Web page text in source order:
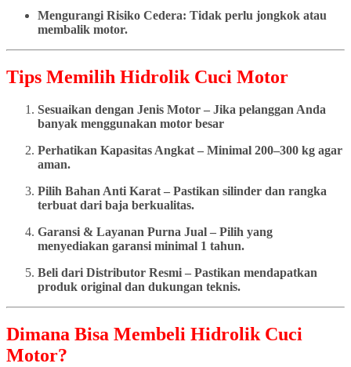
Mengurangi Risiko Cedera: Tidak perlu jongkok atau
membalik motor.
Tips Memilih Hidrolik Cuci Motor
Sesuaikan dengan Jenis Motor – Jika pelanggan Anda
banyak menggunakan motor besar
Perhatikan Kapasitas Angkat – Minimal 200–300 kg agar
aman.
Pilih Bahan Anti Karat – Pastikan silinder dan rangka
terbuat dari baja berkualitas.
Garansi & Layanan Purna Jual – Pilih yang
menyediakan garansi minimal 1 tahun.
Beli dari Distributor Resmi – Pastikan mendapatkan
produk original dan dukungan teknis.
Dimana Bisa Membeli Hidrolik Cuci
Motor?